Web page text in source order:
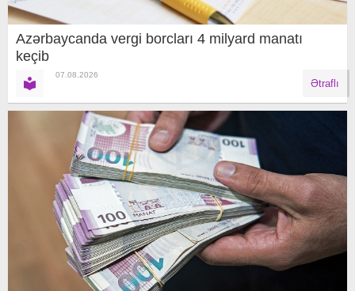
Azərbaycanda vergi borcları 4 milyard manatı
keçib
07.08.2026
Ətraflı